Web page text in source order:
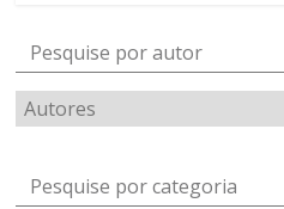
Pesquise por autor
Pesquise por categoria